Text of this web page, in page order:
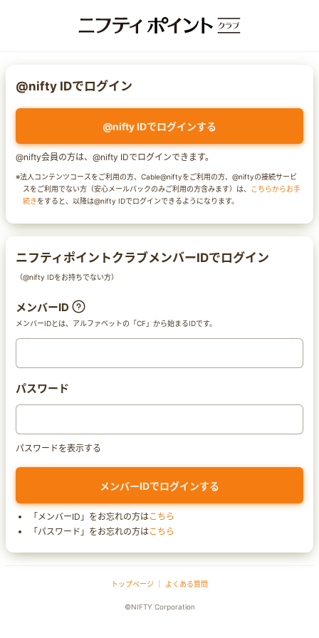
@nifty IDでログイン
@nifty IDでログインする
@nifty会員の方は、@nifty IDでログインできます。
※法人コンテンツコースをご利用の方、Cable@niftyをご利用の方、@niftyの接続サービ
スをご利用でない方（安心メールパックのみご利用の方含みます）は、 こちらからお手
続きをすると、以降は@nifty IDでログインできるようになります。
ニフティポイントクラブメンバーIDでログイン
（@nifty IDをお持ちでない方）
メンバーID
メンバーIDとは、アルファベットの「CF」から始まるIDです。
パスワード
パスワードを表示する
「メンバーID」をお忘れの方はこちら
「パスワード」をお忘れの方はこちら
トップページ よくある質問
©NIFTY Corporation